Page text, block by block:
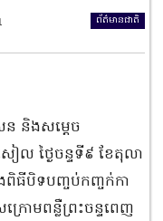
ព័ត៌មានជាតិ
និងសម្តេច
ល ថ្ងៃចន្ទទី៩ ខែតុលា
ពិធីបិទបញ្ចប់កញ្ចក់កា
រោមពន្លឺព្រះចន្ទពេញ